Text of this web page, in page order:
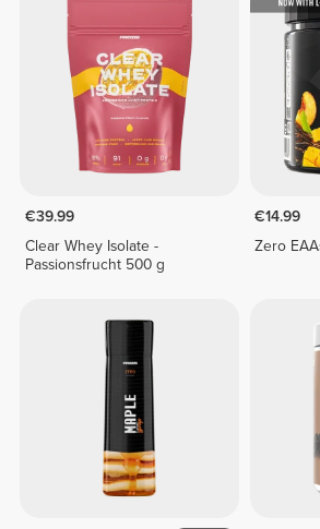
€39.99
Clear Whey Isolate -
Passionsfrucht 500 g
€14.99
Zero